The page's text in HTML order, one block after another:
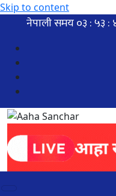
Skip to content